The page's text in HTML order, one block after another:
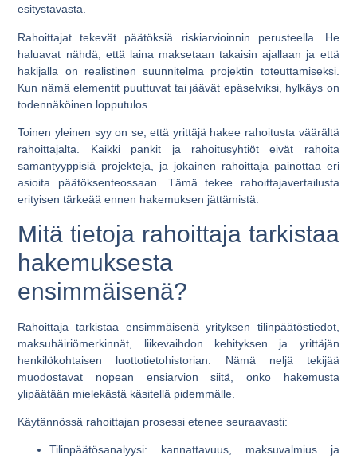
esitystavasta.
Rahoittajat tekevät päätöksiä riskiarvioinnin perusteella. He
haluavat nähdä, että laina maksetaan takaisin ajallaan ja että
hakijalla on realistinen suunnitelma projektin toteuttamiseksi.
Kun nämä elementit puuttuvat tai jäävät epäselviksi, hylkäys on
todennäköinen lopputulos.
Toinen yleinen syy on se, että yrittäjä hakee rahoitusta väärältä
rahoittajalta. Kaikki pankit ja rahoitusyhtiöt eivät rahoita
samantyyppisiä projekteja, ja jokainen rahoittaja painottaa eri
asioita päätöksenteossaan. Tämä tekee rahoittajavertailusta
erityisen tärkeää ennen hakemuksen jättämistä.
Mitä tietoja rahoittaja tarkistaa
hakemuksesta
ensimmäisenä?
Rahoittaja tarkistaa ensimmäisenä yrityksen tilinpäätöstiedot,
maksuhäiriömerkinnät, liikevaihdon kehityksen ja yrittäjän
henkilökohtaisen luottotietohistorian. Nämä neljä tekijää
muodostavat nopean ensiarvion siitä, onko hakemusta
ylipäätään mielekästä käsitellä pidemmälle.
Käytännössä rahoittajan prosessi etenee seuraavasti:
Tilinpäätösanalyysi: kannattavuus, maksuvalmius ja